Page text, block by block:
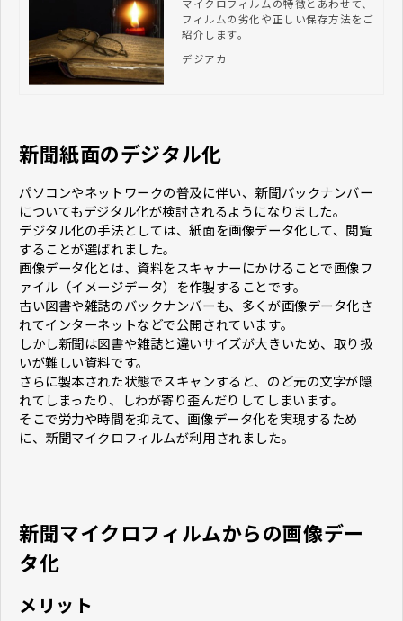
マイクロフィルムの特徴とあわせて、
フィルムの劣化や正しい保存方法をご
紹介します。
デジアカ
新聞紙面のデジタル化
パソコンやネットワークの普及に伴い、新聞バックナンバー
についてもデジタル化が検討されるようになりました。
デジタル化の手法としては、紙面を画像データ化して、閲覧
することが選ばれました。
画像データ化とは、資料をスキャナーにかけることで画像フ
ァイル（イメージデータ）を作製することです。
古い図書や雑誌のバックナンバーも、多くが画像データ化さ
れてインターネットなどで公開されています。
しかし新聞は図書や雑誌と違いサイズが大きいため、取り扱
いが難しい資料です。
さらに製本された状態でスキャンすると、のど元の文字が隠
れてしまったり、しわが寄り歪んだりしてしまいます。
そこで労力や時間を抑えて、画像データ化を実現するため
に、新聞マイクロフィルムが利用されました。
新聞マイクロフィルムからの画像デー
タ化
メリット